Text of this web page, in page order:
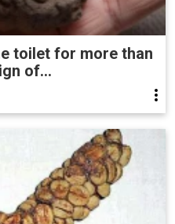
toilet for more than
of...